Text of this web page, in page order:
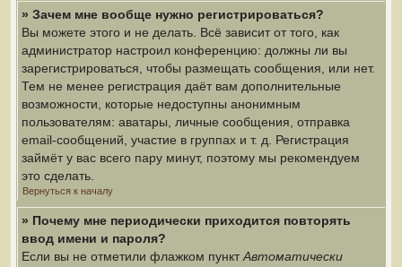
» Зачем мне вообще нужно регистрироваться?
Вы можете этого и не делать. Всё зависит от того, как
администратор настроил конференцию: должны ли вы
зарегистрироваться, чтобы размещать сообщения, или нет.
Тем не менее регистрация даёт вам дополнительные
возможности, которые недоступны анонимным
пользователям: аватары, личные сообщения, отправка
email-сообщений, участие в группах и т. д. Регистрация
займёт у вас всего пару минут, поэтому мы рекомендуем
это сделать.
Вернуться к началу
» Почему мне периодически приходится повторять
ввод имени и пароля?
Если вы не отметили флажком пунктАвтоматически